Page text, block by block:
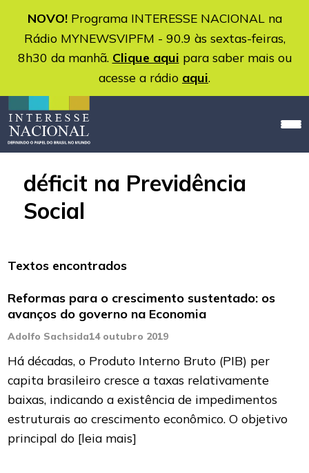
NOVO!Programa INTERESSE NACIONAL na
Rádio MYNEWSVIPFM - 90.9 às sextas-feiras,
8h30 da manhã. Clique aqui para saber mais ou
acesse a rádio aqui.
déficit na Previdência
Social
Textos encontrados
Reformas para o crescimento sustentado: os
avanços do governo na Economia
Adolfo Sachsida14 outubro 2019
Há décadas, o Produto Interno Bruto (PIB) per
capita brasileiro cresce a taxas relativamente
baixas, indicando a existência de impedimentos
estruturais ao crescimento econômico. O objetivo
principal do [leia mais]